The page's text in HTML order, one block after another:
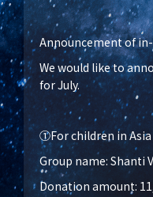
Announcement of
We would like to
for July.
①For children in Asia
Group name: Shanti
Donation amount: